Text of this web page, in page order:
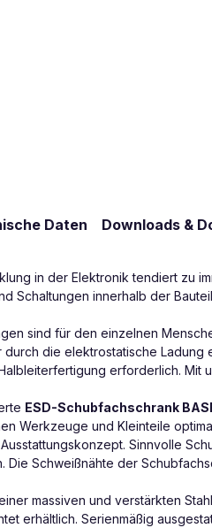
Daten Downloads &
in der Elektronik tendiert zu
Schaltungen innerhalb der
sind für den einzelnen
die elektrostatische Ladung
erforderlich. Mit
ESD-Schubfachschrank
Werkzeuge und Kleinteile
Sinnvolle
Die Schweißnähte der
massiven und verstärkten
erhältlich. Serienmäßig